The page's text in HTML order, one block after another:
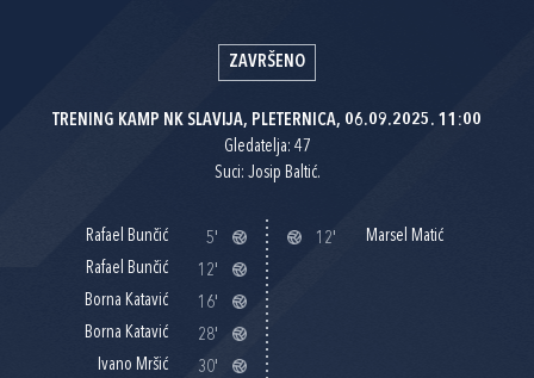
ZAVRŠENO
TRENING KAMP NK SLAVIJA, PLETERNICA, 06.09.2025. 11:00
Gledatelja: 47
Suci: Josip Baltić.
Rafael Bunčić
5'
Rafael Bunčić
12'
Borna Katavić
16'
Borna Katavić
28'
Ivano Mršić
30'
12' Marsel Matić